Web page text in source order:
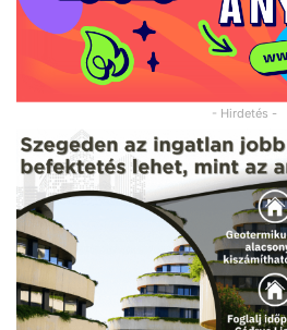
- Hirdetés -